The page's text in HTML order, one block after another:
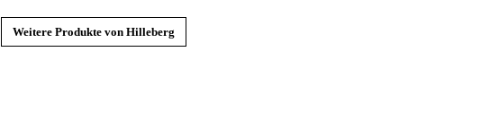
Weitere Produkte von Hilleberg